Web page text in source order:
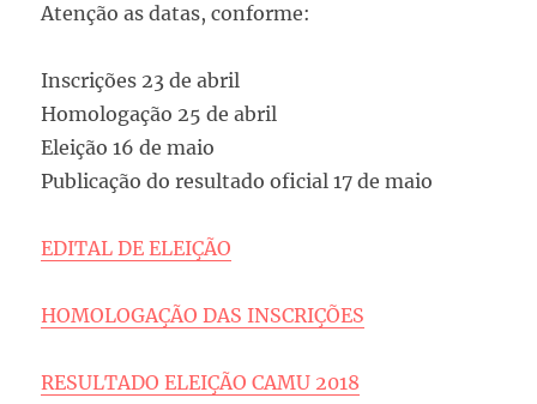
Atenção as datas, conforme:
Inscrições 23 de abril
Homologação 25 de abril
Eleição 16 de maio
Publicação do resultado oficial 17 de maio
EDITAL DE ELEIÇÃO
HOMOLOGAÇÃO DAS INSCRIÇÕES
RESULTADO ELEIÇÃO CAMU 2018